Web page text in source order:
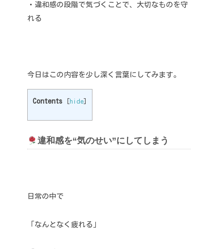
・違和感の段階で気づくことで、大切なものを守
れる
今日はこの内容を少し深く言葉にしてみます。
Contents hide
違和感を“気のせい”にしてしまう
日常の中で
「なんとなく疲れる」